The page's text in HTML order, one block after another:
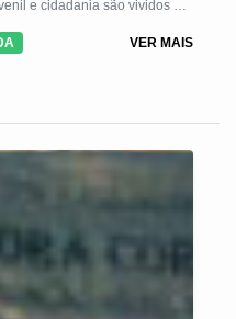
e cidadania são vividos na
da escola e da
jovens que consolidam
VER MAIS